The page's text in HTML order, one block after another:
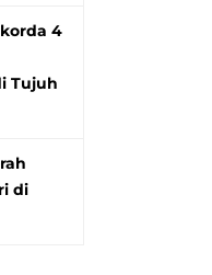
4
Tujuh
di